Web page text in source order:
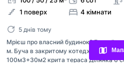
Контакти
1 поверх
4 кімнати
5 днів тому
Мрієш про власний будинок? Гарний
м. Буча в закритому котеджному
100м3+30м2 крита тераса Ділянка 6